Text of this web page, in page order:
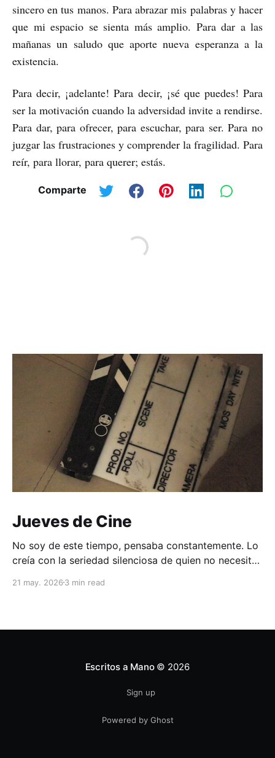
sincero en tus manos. Para abrazar mis palabras y hacer
que mi espacio se sienta más amplio. Para dar a las
mañanas un saludo que aporte nueva esperanza a la
existencia.
Para decir, ¡adelante! Para decir, ¡sé que puedes! Para
ser la motivación cuando la adversidad invite a rendirse.
Para dar, para ofrecer, para escuchar, para ser. Para no
juzgar las frustraciones y comprender la fragilidad. Para
reír, para llorar, para querer; estás.
Comparte
Jueves de Cine
No soy de este tiempo, pensaba constantemente. Lo
creía con la seriedad silenciosa de quien no necesita
de algún jueves de los años veinte o treinta, cuando
21 may. 2026 3 min read
Escritos a Mano© 2026
Sign up
Powered by Ghost